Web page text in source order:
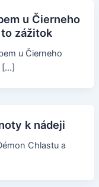
u Čierneho
zážitok
u Čierneho
k nádeji
Chlastu a